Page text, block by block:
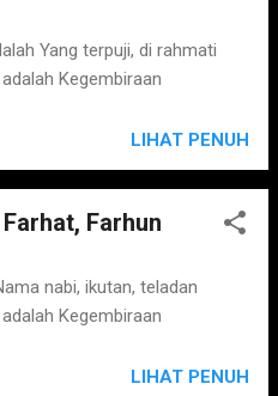
Yang terpuji, di rahmati
Kegembiraan
LIHAT PENUH
Farhun
nabi, ikutan, teladan
Kegembiraan
LIHAT PENUH